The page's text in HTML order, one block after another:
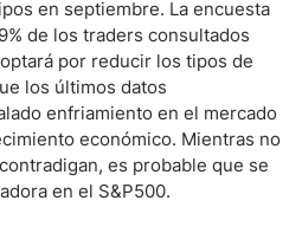
en septiembre. La encuesta
de los traders consultados
por reducir los tipos de
los últimos datos
enfriamiento en el mercado
económico. Mientras no
es probable que se
en el S&P500.